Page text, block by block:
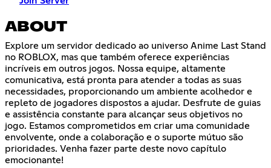
ABOUT
Explore um servidor dedicado ao universo Anime Last Stand
no ROBLOX, mas que também oferece experiências
incríveis em outros jogos. Nossa equipe, altamente
comunicativa, está pronta para atender a todas as suas
necessidades, proporcionando um ambiente acolhedor e
repleto de jogadores dispostos a ajudar. Desfrute de guias
e assistência constante para alcançar seus objetivos no
jogo. Estamos comprometidos em criar uma comunidade
envolvente, onde a colaboração e o suporte mútuo são
prioridades. Venha fazer parte deste novo capítulo
emocionante!